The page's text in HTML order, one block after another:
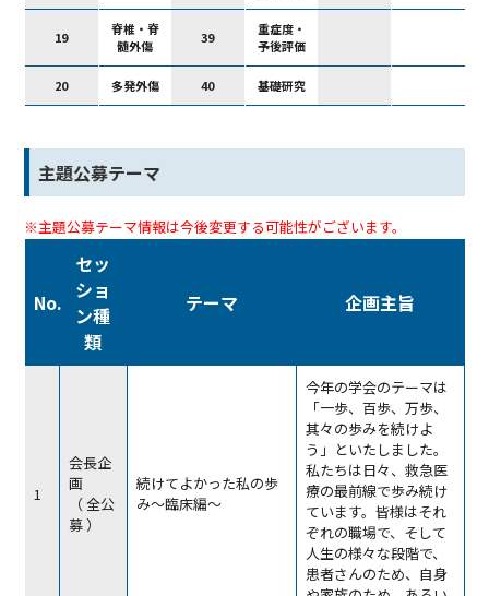
19
脊椎・脊
髄外傷
39
重症度・
予後評価
20 多発外傷 40 基礎研究
主題公募テーマ
※主題公募テーマ情報は今後変更する可能性がございます。
No.
セッ
ショ
ン種
類
テーマ 企画主旨
1
会長企
画
（ 全公
募 ）
続けてよかった私の歩
み～臨床編～
今年の学会のテーマは
「一歩、百歩、万歩、
其々の歩みを続けよ
う」といたしました。
私たちは日々、救急医
療の最前線で歩み続け
ています。皆様はそれ
ぞれの職場で、そして
人生の様々な段階で、
患者さんのため、自身